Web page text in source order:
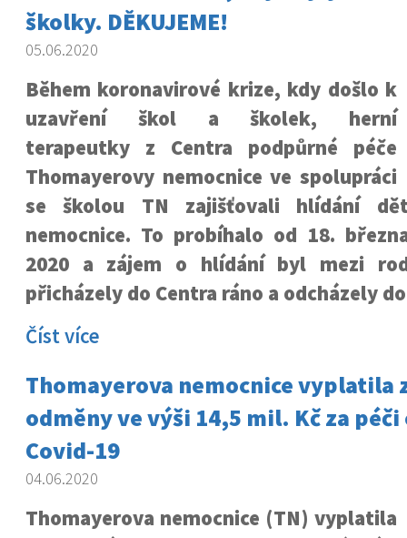
školky. DĚKUJEME!
05.06.2020
Během koronavirové krize, kdy došlo k
uzavření škol a školek, herní
terapeutky z Centra podpůrné péče
Thomayerovy nemocnice ve spolupráci
se školou TN zajišťovali hlídání
nemocnice. To probíhalo od 18.
2020 a zájem o hlídání byl mezi
přicházely do Centra ráno a odcházely
Číst více
Thomayerova nemocnice vyplatila
odměny ve výši 14,5 mil. Kč za
Covid-19
04.06.2020
Thomayerova nemocnice (TN) vyplatila